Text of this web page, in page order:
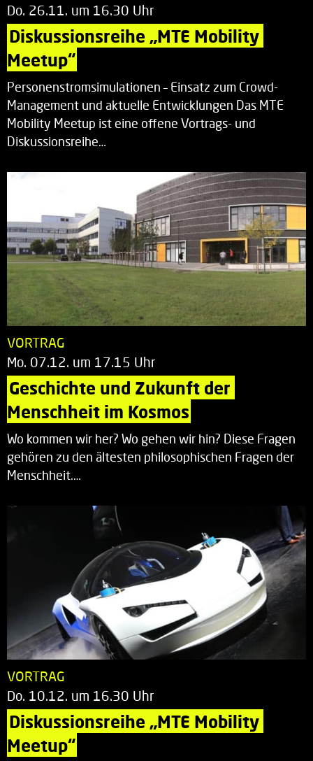
Do. 26.11. um 16.30 Uhr
Diskussionsreihe „MTE Mobility
Meetup“
Personenstromsimulationen – Einsatz zum Crowd-
Management und aktuelle Entwicklungen Das MTE
Mobility Meetup ist eine offene Vortrags- und
Diskussionsreihe…
VORTRAG
Mo. 07.12. um 17.15 Uhr
Geschichte und Zukunft der
Menschheit im Kosmos
Wo kommen wir her? Wo gehen wir hin? Diese Fragen
gehören zu den ältesten philosophischen Fragen der
Menschheit.…
VORTRAG
Do. 10.12. um 16.30 Uhr
Diskussionsreihe „MTE Mobility
Meetup“